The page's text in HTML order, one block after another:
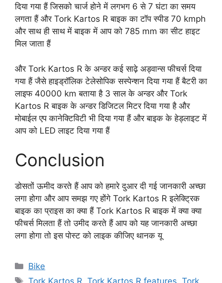
दिया गया हैं जिसको चार्ज होने में लगभग 6 से 7 घंटा का समय
लगता हैं और Tork Kartos R बाइक का टॉप स्पीड 70 kmph
और साथ ही साथ में बाइक में आप को 785 mm का सीट हाइट
मिल जाता हैं
और Tork Kartos R के अन्डर कई साढ़े अड्वान्स फीचर्स दिया
गया हैं जैसे हाइड्रॉलिक टेलेसोपिक सस्पेन्शन दिया गया हैं बैटरी का
लाइफ 40000 km बताया है 3 साल के अन्डर और Tork
Kartos R बाइक के अन्डर डिजिटल मिटर दिया गया है और
मोबाईल एप कानेक्टिविटी भी दिया गया हैं और बाइक के हेड्लाइट में
आप को LED लाइट दिया गया हैं
Conclusion
डोसतों ऊमीद करते हैं आप को हमारे दुआर दी गई जानकारी अच्छा
लगा होगा और आप समझ गए होंगे Tork Kartos R इलेक्ट्रिक
बाइक का प्राइस का क्या हैं Tork Kartos R बाइक में क्या क्या
फीचर्स मिलता हैं तो उमीद करते हैं आप को यह जानकारी अच्छा
लगा होगा तो इस पोस्ट को लाइक कीजिए थानक यू
Categories
Bike
Tags